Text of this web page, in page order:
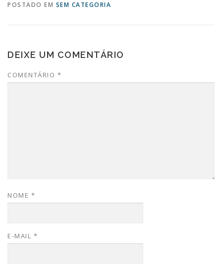
POSTADO EM SEM CATEGORIA
DEIXE UM COMENTÁRIO
COMENTÁRIO *
NOME *
E-MAIL *